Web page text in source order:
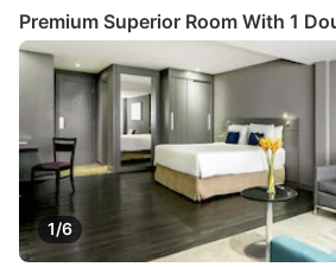
Premium Superior Room With 1
1/6